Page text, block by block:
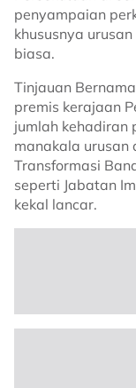
penyampaian
khususnya
biasa.
Tinjauan
premis kerajaan
jumlah kehadiran
manakala urusan
Transformasi
seperti Jabatan
kekal lancar.